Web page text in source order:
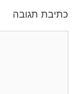
כתיבת תגובה